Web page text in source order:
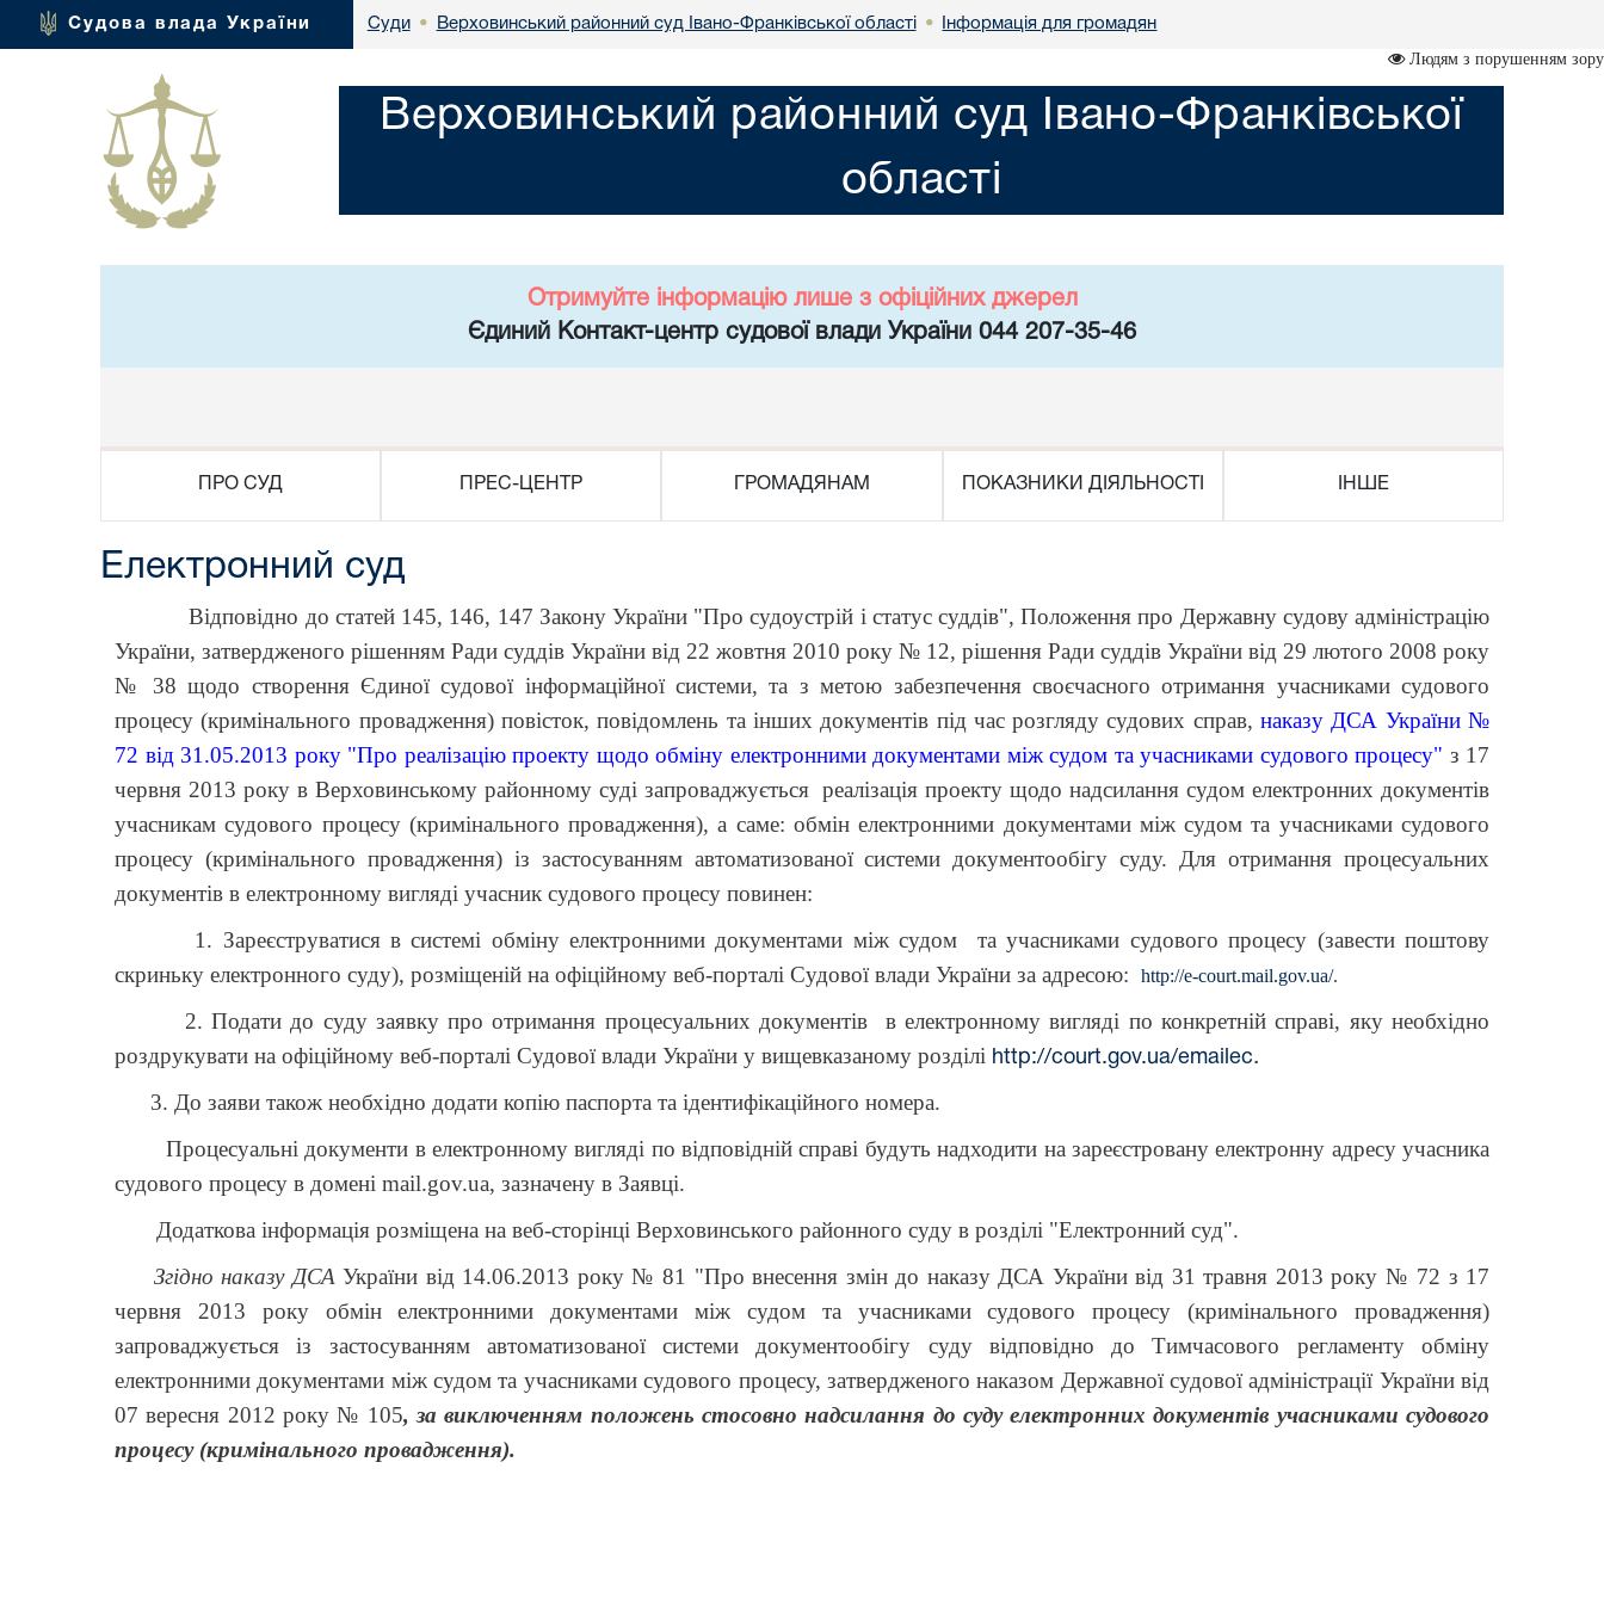
Судова влада України Суди • Верховинський районний суд Івано-Франківської області • Інформація для громадян
Людям з порушенням зору
Верховинський районний суд Івано-Франківської
області
Отримуйте інформацію лише з офіційних джерел
Єдиний Контакт-центр судової влади України 044 207-35-46
ПРО СУД ПРЕС-ЦЕНТР ГРОМАДЯНАМ ПОКАЗНИКИ ДІЯЛЬНОСТІ ІНШЕ
Електронний суд
Відповідно до статей 145, 146, 147 Закону України "Про судоустрій і статус суддів", Положення про Державну судову адміністрацію
України, затвердженого рішенням Ради суддів України від 22 жовтня 2010 року № 12, рішення Ради суддів України від 29 лютого 2008 року
№ 38 щодо створення Єдиної судової інформаційної системи, та з метою забезпечення своєчасного отримання учасниками судового
процесу (кримінального провадження) повісток, повідомлень та інших документів під час розгляду судових справ,наказу ДСА України №
72 від 31.05.2013 року "Про реалізацію проекту щодо обміну електронними документами між судом та учасниками судового процесу" з 17
червня 2013 року в Верховинському районному суді запроваджується реалізація проекту щодо надсилання судом електронних документів
учасникам судового процесу (кримінального провадження), а саме: обмін електронними документами між судом та учасниками судового
процесу (кримінального провадження) із застосуванням автоматизованої системи документообігу суду.
Для отримання процесуальних
документів в електронному вигляді учасник судового процесу повинен:
1. Зареєструватися в системі обміну електронними документами між судом та учасниками судового процесу (завести поштову
скриньку електронного суду), розміщеній на офіційному веб-порталі Судової влади України за адресою:
http://e-court.mail.gov.ua/.
2. Подати до суду заявку про отримання процесуальних документів в електронному вигляді по конкретній справі, яку необхідно
роздрукувати на офіційному веб-порталі Судової влади України у вищевказаному розділі http://court.gov.ua/emailec.
3. До заяви також необхідно додати копію паспорта та ідентифікаційного номера.
Процесуальні документи в електронному вигляді по відповідній справі будуть надходити на зареєстровану електронну адресу учасника
судового процесу в домені mail.gov.ua, зазначену в Заявці.
Додаткова інформація розміщена на веб-сторінці Верховинського районного суду в розділі "Електронний суд".
Згідно наказу ДСА України від 14.06.2013 року № 81 "Про внесення змін до наказу ДСА України від 31 травня 2013 року № 72 з 17
червня 2013 року обмін електронними документами між судом та учасниками судового процесу (кримінального провадження)
запроваджується із застосуванням автоматизованої системи документообігу суду відповідно до Тимчасового регламенту обміну
електронними документами між судом та учасниками судового процесу, затвердженого наказом Державної судової адміністрації України від
07 вересня 2012 року № 105, за виключенням положень стосовно надсилання до суду електронних документів учасниками судового
процесу (кримінального провадження).